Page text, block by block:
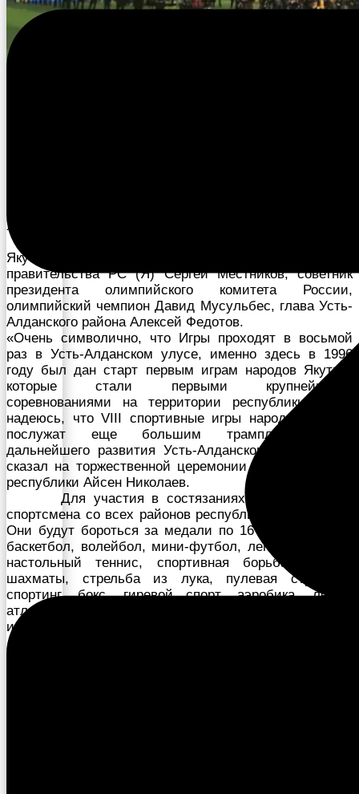
Хара» состоялось торжественное открытие Игр.
С приветственными словами выступили глава
Якутии Айсен Николаев, заместитель председателя
правительства РС (Я) Сергей Местников, советник
президента олимпийского комитета России,
олимпийский чемпион Давид Мусульбес, глава Усть-
Алданского района Алексей Федотов.
«Очень символично, что Игры проходят в восьмой
раз в Усть-Алданском улусе, именно здесь в 1996
году был дан старт первым играм народов Якутии,
которые стали первыми крупнейшими
соревнованиями на территории республики. И я,
надеюсь, что VIII спортивные игры народов Якутии
послужат еще большим трамплином для
дальнейшего развития Усть-Алданского района», —
сказал на торжественной церемонии открытия глава
республики Айсен Николаев.
Для участия в состязаниях прибыло 1 834
спортсмена со всех районов республики и г. Якутска.
Они будут бороться за медали по 16 видам спорта:
баскетбол, волейбол, мини-футбол, легкая атлетика,
настольный теннис, спортивная борьба, шашки,
шахматы, стрельба из лука, пулевая стрельба,
спортинг, бокс, гиревой спорт, аэробика, легкая
атлетика среди лиц с ограниченными возможностями
и многоборье ГТО.
Парад участников северной олимпиады